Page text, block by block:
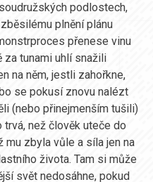
podlostech,
plnění plánu
přenese vinu
za tunami uhlí snažili
na něm, jestli zahořkne,
se pokusí znovu nalézt
(nebo přinejmenším tušili)
než člověk uteče do
mu zbyla vůle a síla jen na
života. Tam si může
svět nedosáhne, pokud